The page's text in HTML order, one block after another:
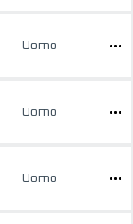
Uomo
Uomo
Uomo